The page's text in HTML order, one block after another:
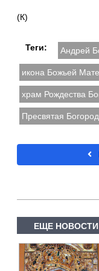
(К)
Теги: Андрей
икона Божьей
храм Рождества
Пресвятая
ЕЩЕ